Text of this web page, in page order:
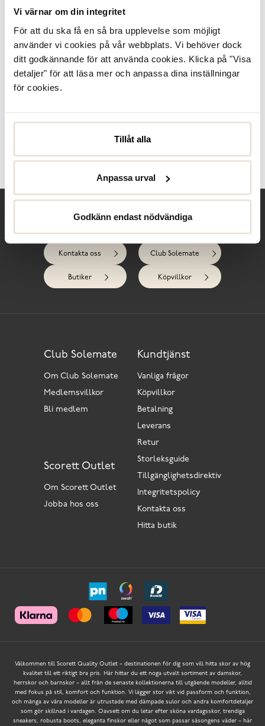
Vi värnar om din integritet
För att du ska få en så bra upplevelse som möjligt
använder vi cookies på vår webbplats. Vi behöver dock
ditt godkännande för att använda cookies. Klicka på "Visa
detaljer" för att läsa mer och anpassa dina inställningar
för cookies.
Tillåt alla
Anpassa urval
Godkänn endast nödvändiga
Läder
Produktbeskrivning
Rieker 36082-27 är en brun känga med ovandel i skinn och
foder i textil. Skon har svart gummisula och en draghäll på
baksidan.
Behöver du hjälp?
Kontakta oss Club Solemate
Butiker Köpvillkor
Kundtjänst
Vanliga frågor
Köpvillkor
Betalning
Leverans
Retur
Storleksguide
Tillgänglighetsdirektiv
Integritetspolicy
Kontakta oss
Hitta butik
Scorett Outlet
Om Scorett Outlet
Jobba hos oss
Club Solemate
Om Club Solemate
Medlemsvillkor
Bli medlem
Välkommen till Scorett Quality Outlet – destinationen för dig som vill hitta skor av hög
kvalitet till ett riktigt bra pris. Här hittar du ett noga utvalt sortiment av damskor,
herrskor och barnskor – allt från de senaste kollektionerna till utgående modeller, alltid
med fokus på stil, komfort och funktion. Vi lägger stor vikt vid passform och funktion,
och många av våra modeller är utrustade med dämpade sulor och andra komfortdetaljer
som gör skillnad i vardagen. Oavsett om du letar efter sköna vardagsskor, trendiga
sneakers, robusta boots, eleganta finskor eller något som passar säsongens väder – här